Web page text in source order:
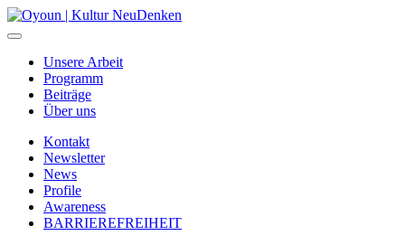
Unsere Arbeit
Programm
Beiträge
Über uns
Kontakt
Newsletter
News
Profile
Awareness
BARRIEREFREIHEIT